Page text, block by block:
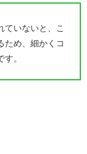
ていないと、こ
ため、細かくコ
。